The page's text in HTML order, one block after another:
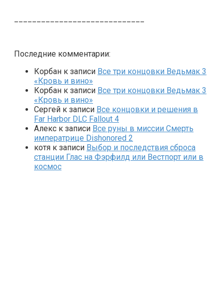
Последние комментарии:
Корбан к записи Все три концовки Ведьмак 3
«Кровь и вино»
Корбан к записи Все три концовки Ведьмак 3
«Кровь и вино»
Сергей к записи Все концовки и решения в
Far Harbor DLC Fallout 4
Алекс к записи Все руны в миссии Смерть
императрице Dishonored 2
котя к записи Выбор и последствия сброса
станции Глас на Фэрфилд или Вестпорт или в
космос